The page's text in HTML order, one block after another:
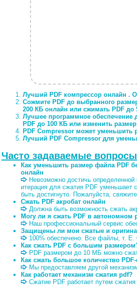
Лучший PDF компрессор онлайн .
Сожмите PDF до выбранного
200 КБ онлайн или сжимать PDF до
Лучшее программное обеспечение
PDF до 100 КБ или изменить
PDF Compressor может уменьшить
Лучший PDF Compressor для
Часто задаваемые вопросы
Как уменьшить размер файла PDF
онлайн
Невозможно достичь
итерация для сжатия PDF уменьшает
быть достигнуто. Пожалуйста,
Сжать PDF акробат онлайн
Должна быть возможность сжать
Могу ли я сжать PDF в
Наш профессиональный сервис
Защищены ли мои сжатые и
100% обеспечено. Все файлы, т.
Как сжать PDF с большим
PDF размером до 10 МБ можно
Как сжать большое количество
Мы предоставляем другой
Как работает механизм сжатия pdf?
Сжатие PDF работает путем